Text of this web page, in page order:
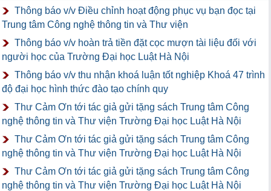
Thông báo v/v Điều chỉnh hoạt động phục vụ bạn đọc tại
Trung tâm Công nghệ thông tin và Thư viện
Thông báo v/v hoàn trả tiền đặt cọc mượn tài liệu đối với
người học của Trường Đại học Luật Hà Nội
Thông báo v/v thu nhận khoá luận tốt nghiệp Khoá 47 trình
độ đại học hình thức đào tạo chính quy
Thư Cảm Ơn tới tác giả gửi tặng sách Trung tâm Công
nghệ thông tin và Thư viện Trường Đại học Luật Hà Nội
Thư Cảm Ơn tới tác giả gửi tặng sách Trung tâm Công
nghệ thông tin và Thư viện Trường Đại học Luật Hà Nội
Thư Cảm Ơn tới tác giả gửi tặng sách Trung tâm Công
nghệ thông tin và Thư viện Trường Đại học Luật Hà Nội